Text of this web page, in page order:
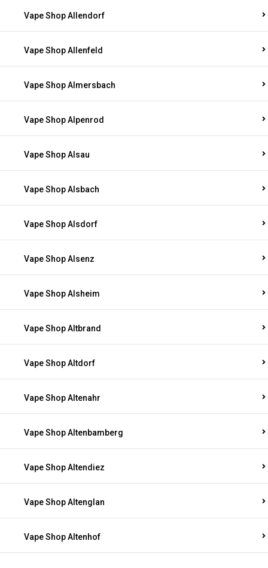
Vape Shop Allendorf
Vape Shop Allenfeld
Vape Shop Almersbach
Vape Shop Alpenrod
Vape Shop Alsau
Vape Shop Alsbach
Vape Shop Alsdorf
Vape Shop Alsenz
Vape Shop Alsheim
Vape Shop Altbrand
Vape Shop Altdorf
Vape Shop Altenahr
Vape Shop Altenbamberg
Vape Shop Altendiez
Vape Shop Altenglan
Vape Shop Altenhof